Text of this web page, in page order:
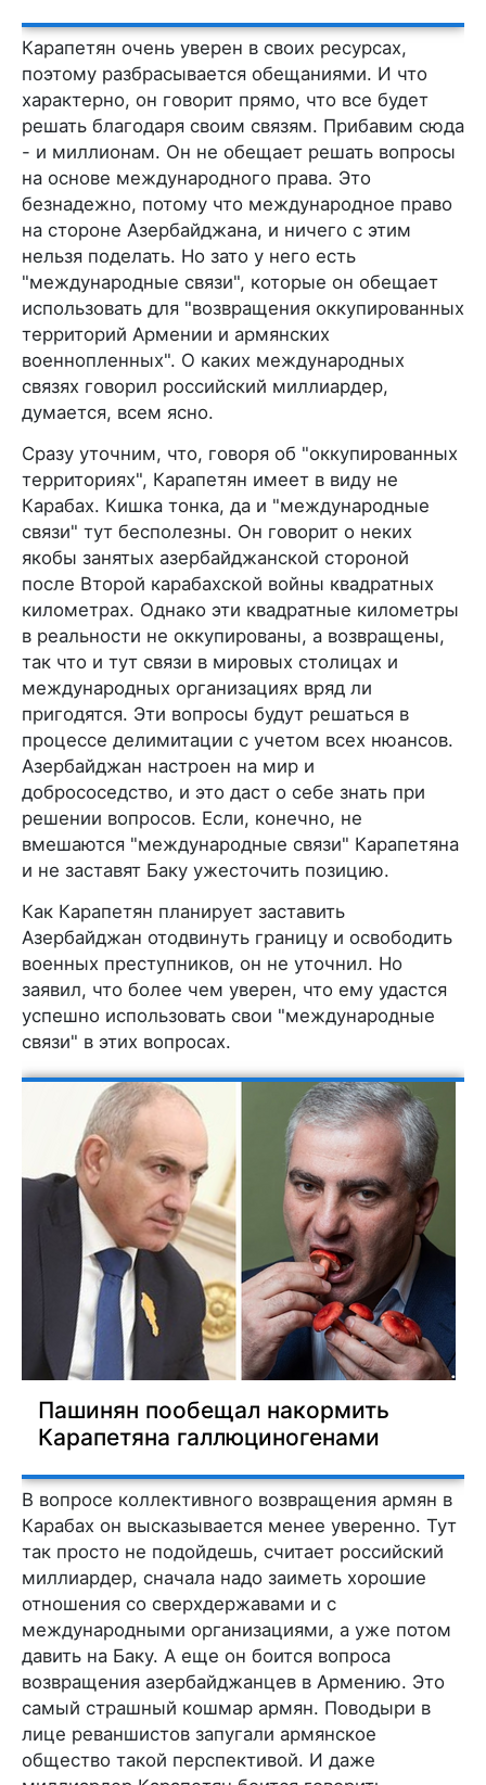
Карапетян очень уверен в своих ресурсах,
поэтому разбрасывается обещаниями. И что
характерно, он говорит прямо, что все будет
решать благодаря своим связям. Прибавим сюда
- и миллионам. Он не обещает решать вопросы
на основе международного права. Это
безнадежно, потому что международное право
на стороне Азербайджана, и ничего с этим
нельзя поделать. Но зато у него есть
"международные связи", которые он обещает
использовать для "возвращения оккупированных
территорий Армении и армянских
военнопленных". О каких международных
связях говорил российский миллиардер,
думается, всем ясно.
Сразу уточним, что, говоря об "оккупированных
территориях", Карапетян имеет в виду не
Карабах. Кишка тонка, да и "международные
связи" тут бесполезны. Он говорит о неких
якобы занятых азербайджанской стороной
после Второй карабахской войны квадратных
километрах. Однако эти квадратные километры
в реальности не оккупированы, а возвращены,
так что и тут связи в мировых столицах и
международных организациях вряд ли
пригодятся. Эти вопросы будут решаться в
процессе делимитации с учетом всех нюансов.
Азербайджан настроен на мир и
добрососедство, и это даст о себе знать при
решении вопросов. Если, конечно, не
вмешаются "международные связи" Карапетяна
и не заставят Баку ужесточить позицию.
Как Карапетян планирует заставить
Азербайджан отодвинуть границу и освободить
военных преступников, он не уточнил. Но
заявил, что более чем уверен, что ему удастся
успешно использовать свои "международные
связи" в этих вопросах.
Пашинян пообещал накормить
Карапетяна галлюциногенами
В вопросе коллективного возвращения армян в
Карабах он высказывается менее уверенно. Тут
так просто не подойдешь, считает российский
миллиардер, сначала надо заиметь хорошие
отношения со сверхдержавами и с
международными организациями, а уже потом
давить на Баку. А еще он боится вопроса
возвращения азербайджанцев в Армению. Это
самый страшный кошмар армян. Поводыри в
лице реваншистов запугали армянское
общество такой перспективой. И даже